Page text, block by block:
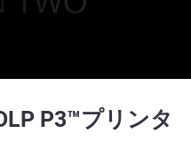
P3™プリンタ